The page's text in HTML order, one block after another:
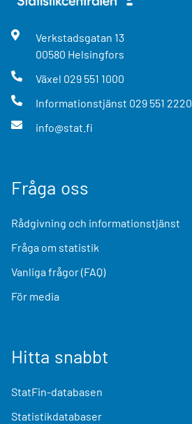
Verkstadsgatan 13
00580 Helsingfors
Växel 029 551 1000
Informationstjänst 029 551 2220
info@stat.fi
Fråga oss
Rådgivning och informationstjänst
Fråga om statistik
Vanliga frågor (FAQ)
För media
Hitta snabbt
StatFin-databasen
Statistikdatabaser